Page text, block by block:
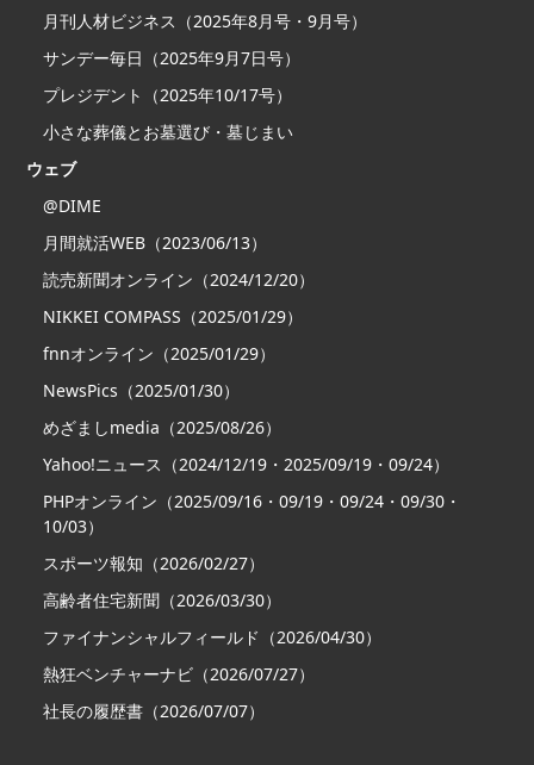
月刊人材ビジネス（2025年8月号・9月号）
サンデー毎日（2025年9月7日号）
プレジデント（2025年10/17号）
小さな葬儀とお墓選び・墓じまい
ウェブ
@DIME
月間就活WEB（2023/06/13）
読売新聞オンライン（2024/12/20）
NIKKEI COMPASS（2025/01/29）
fnnオンライン（2025/01/29）
NewsPics（2025/01/30）
めざましmedia（2025/08/26）
Yahoo!ニュース（2024/12/19・2025/09/19・09/24）
PHPオンライン（2025/09/16・09/19・09/24・09/30・
10/03）
スポーツ報知（2026/02/27）
高齢者住宅新聞（2026/03/30）
ファイナンシャルフィールド（2026/04/30）
熱狂ベンチャーナビ（2026/07/27）
社長の履歴書（2026/07/07）